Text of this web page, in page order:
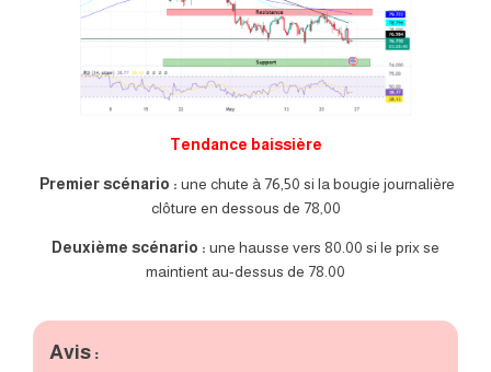
Tendance baissière
Premier scénario : une chute à 76,50 si la bougie journalière
clôture en dessous de 78,00
Deuxième scénario : une hausse vers 80.00 si le prix se
maintient au-dessus de 78.00
Avis :